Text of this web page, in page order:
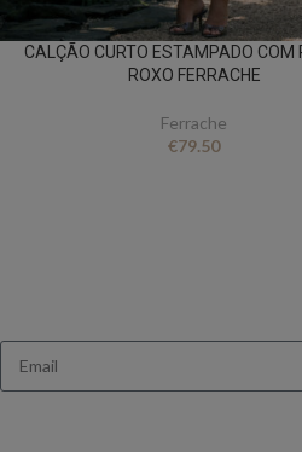
CALÇÃO CURTO ESTAMPADO COM
ROXO FERRACHE
Ferrache
€79.50